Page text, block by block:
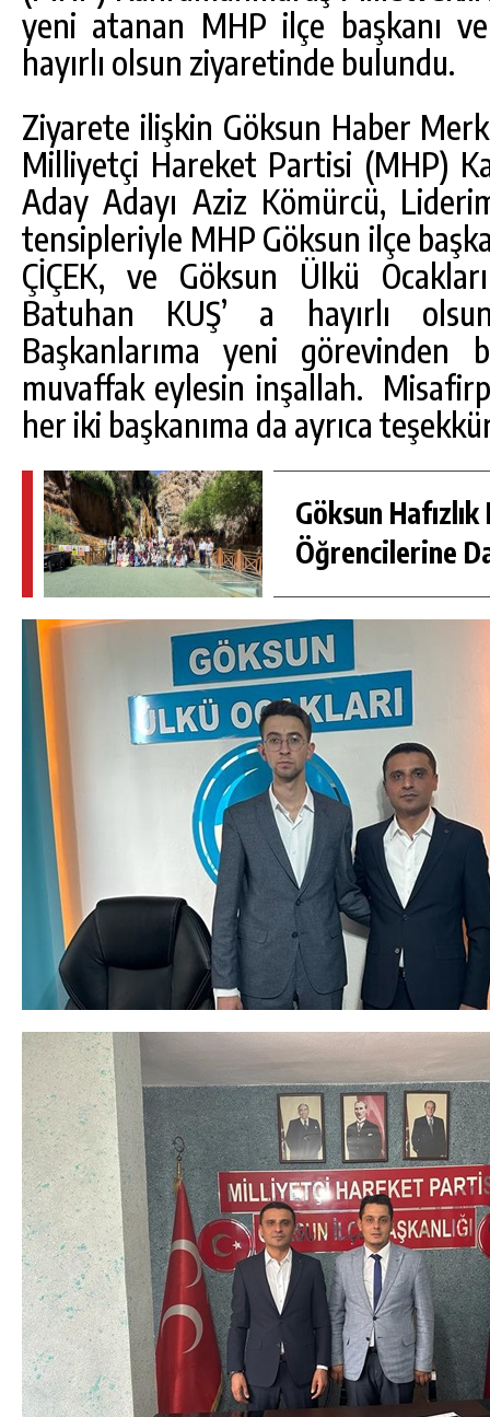
yeni atanan MHP ilçe başkanı
hayırlı olsun ziyaretinde bulundu.
Ziyarete ilişkin Göksun Haber
Milliyetçi Hareket Partisi (MHP)
Aday Adayı Aziz Kömürcü,
tensipleriyle MHP Göksun ilçe
ÇİÇEK, ve Göksun Ülkü
Batuhan KUŞ’ a hayırlı
Başkanlarıma yeni görevinden
muvaffak eylesin inşallah.
her iki başkanıma da ayrıca
Göksun Hafızlık
Öğrencilerine
GÜNLÜK HABER AKIŞI
GÖKSUN HAFIZLIK KIZ KUR’AN KURSU
ÖĞRENCILERINE DARENDE GEZISI.